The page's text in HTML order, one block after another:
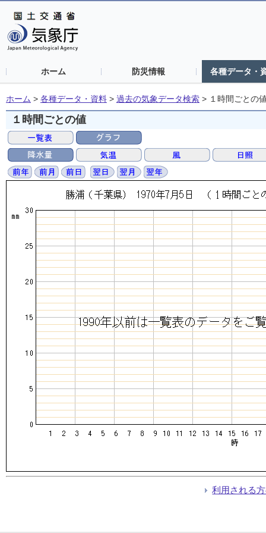
ホーム 防災情報 各種データ・
ホーム > 各種データ・資料 > 過去の気象データ検索 > １時間ごとの
１時間ごとの値
利用される